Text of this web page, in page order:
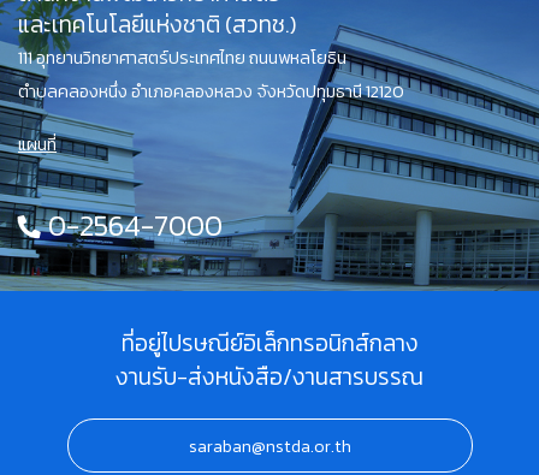
และเทคโนโลยีแห่งชาติ (สวทช.)
111 อุทยานวิทยาศาสตร์ประเทศไทย ถนนพหลโยธิน
ตำบลคลองหนึ่ง อำเภอคลองหลวง จังหวัดปทุมธานี 12120
แผนที่
0-2564-7000
ที่อยู่ไปรษณีย์อิเล็กทรอนิกส์กลาง
งานรับ-ส่งหนังสือ/งานสารบรรณ
saraban@nstda.or.th